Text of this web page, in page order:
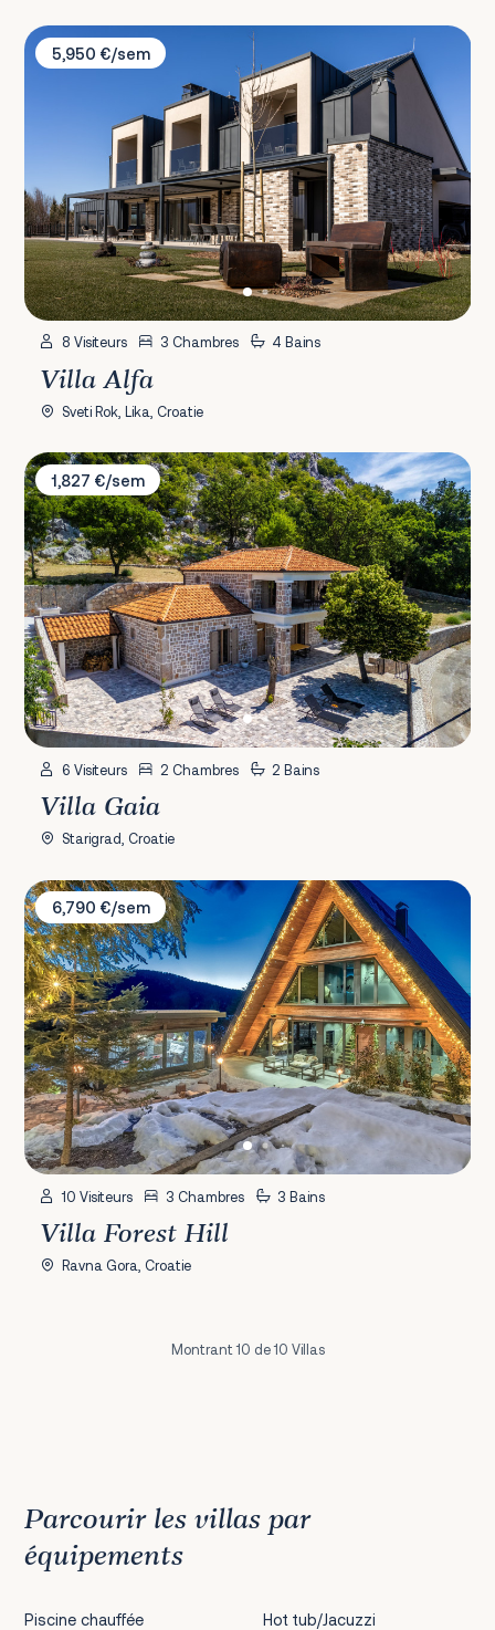
Villa Alfa
5,950 €/sem
8 Visiteurs 3 Chambres 4 Bains
Villa Alfa
Sveti Rok, Lika, Croatie
Villa Gaia
1,827 €/sem
6 Visiteurs 2 Chambres 2 Bains
Villa Gaia
Starigrad, Croatie
Villa Forest Hill
6,790 €/sem
10 Visiteurs 3 Chambres 3 Bains
Villa Forest Hill
Ravna Gora, Croatie
Montrant 10 de 10 Villas
Parcourir les villas par
équipements
Piscine chauffée Hot tub/Jacuzzi